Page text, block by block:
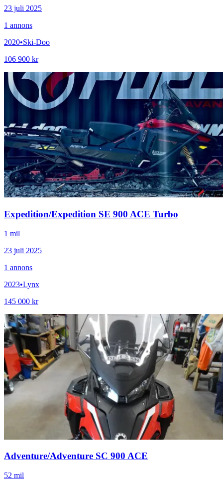
23 juli 2025
1 annons
2020•Ski-Doo
106 900 kr
Expedition/Expedition SE 900 ACE Turbo
1 mil
23 juli 2025
1 annons
2023•Lynx
145 000 kr
Adventure/Adventure SC 900 ACE
52 mil